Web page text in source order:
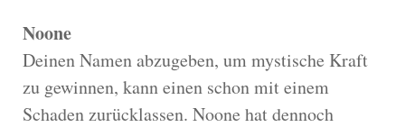
Noone
Deinen Namen abzugeben, um mystische Kraft
zu gewinnen, kann einen schon mit einem
Schaden zurücklassen. Noone hat dennoch